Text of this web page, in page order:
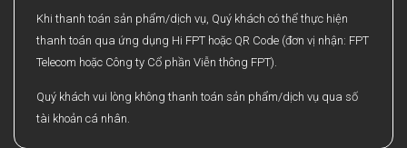
Khi thanh toán sản phẩm/dịch vụ, Quý khách có thể thực hiện
thanh toán qua ứng dụng Hi FPT hoặc QR Code (đơn vị nhận: FPT
Telecom hoặc Công ty Cổ phần Viễn thông FPT).
Quý khách vui lòng không thanh toán sản phẩm/dịch vụ qua số
tài khoản cá nhân.